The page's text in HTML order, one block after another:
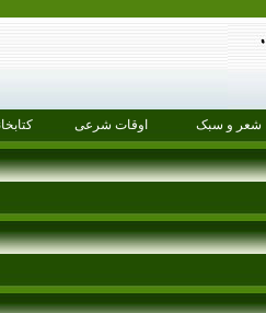
شعر و سبک اوقات شرعی